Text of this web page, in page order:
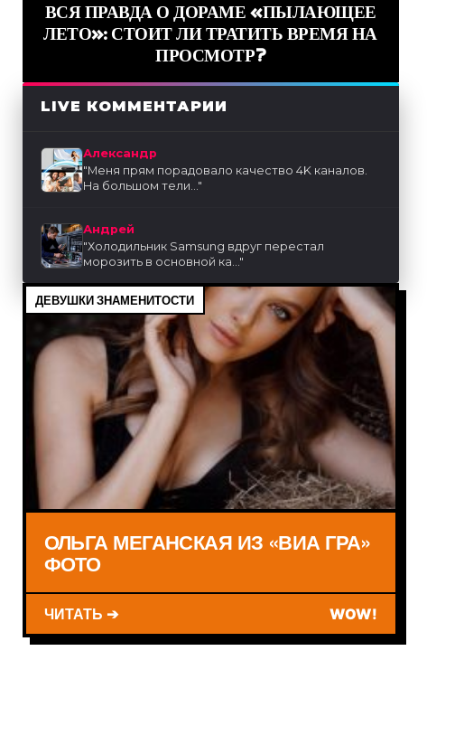
ВСЯ ПРАВДА О ДОРАМЕ «ПЫЛАЮЩЕЕ
ЛЕТО»: СТОИТ ЛИ ТРАТИТЬ ВРЕМЯ НА
ПРОСМОТР?
LIVE КОММЕНТАРИИ
Александр
"Меня прям порадовало качество 4K каналов.
На большом тели..."
Андрей
"Холодильник Samsung вдруг перестал
морозить в основной ка..."
ДЕВУШКИ ЗНАМЕНИТОСТИ
ОЛЬГА МЕГАНСКАЯ ИЗ «ВИА ГРА»
ФОТО
ЧИТАТЬ ➔ WOW!